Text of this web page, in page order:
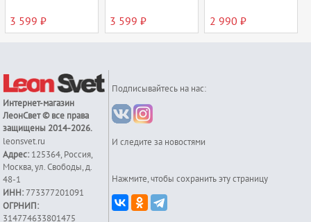
3 599 ₽ 3 599 ₽ 2 990 ₽
Интернет-магазин
ЛеонСвет© все права
защищены 2014-2026.
leonsvet.ru
Адрес: 125364,Россия,
Москва,ул. Свободы, д.
48-1
ИНН:773377201091
ОГРНИП:
314774633801475
Подписывайтесь на нас:
И следите за новостями
Нажмите, чтобы сохранить эту страницу